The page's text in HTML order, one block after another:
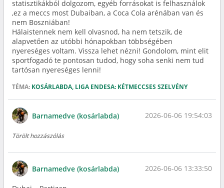
statisztikákból dolgozom, egyéb forrásokat is felhasználok
,ez a meccs most Dubaiban, a Coca Cola arénában van és
nem Boszniában!
Hálaistennek nem kell olvasnod, ha nem tetszik, de
alapvetően az utóbbi hónapokban többségében
nyereséges voltam. Vissza lehet nézni! Gondolom, mint elit
sportfogadó te pontosan tudod, hogy soha senki nem tud
tartósan nyereséges lenni!
TÉMA: KOSÁRLABDA, LIGA ENDESA: KÉTMECCSES SZELVÉNY
Barnamedve (kosárlabda) 2026-06-06 19:54:03
Törölt hozzászólás
Barnamedve (kosárlabda) 2026-06-06 13:33:50